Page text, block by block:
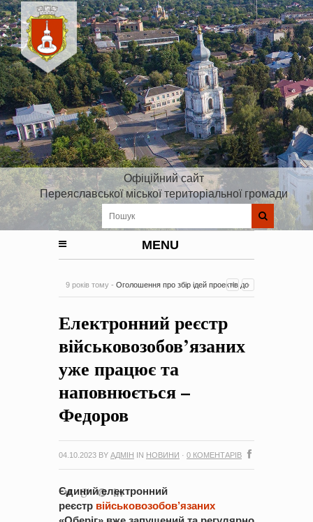
Офіційний сайт
Переяславської міської територіальної громади
MENU
9 років тому - Оголошення про збір ідей проектів до
на період 2018 – 2020 роки Оголошення про збір ідей
0 Коментарів
Електронний реєстр
військовозобов’язаних
уже працює та
наповнюється –
Федоров
04.10.2023 BY АДМІН IN НОВИНИ · 0 КОМЕНТАРІВ
Єдиний електронний
реєстр військовозобов’язаних